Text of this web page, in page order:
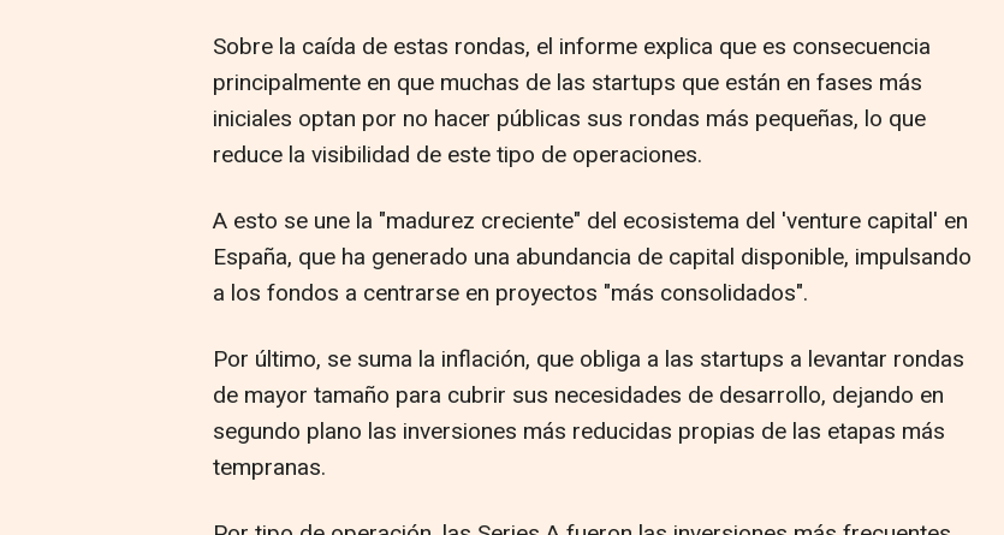
Sobre la caída de estas rondas, el informe explica que es consecuencia
principalmente en que muchas de las startups que están en fases más
iniciales optan por no hacer públicas sus rondas más pequeñas, lo que
reduce la visibilidad de este tipo de operaciones.
A esto se une la "madurez creciente" del ecosistema del 'venture capital' en
España, que ha generado una abundancia de capital disponible, impulsando
a los fondos a centrarse en proyectos "más consolidados".
Por último, se suma la inflación, que obliga a las startups a levantar rondas
de mayor tamaño para cubrir sus necesidades de desarrollo, dejando en
segundo plano las inversiones más reducidas propias de las etapas más
tempranas.